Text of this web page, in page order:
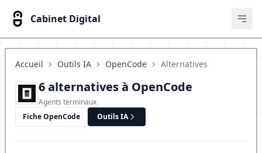
Cabinet Digital
Accueil Outils IA OpenCode Alternatives
6 alternatives à OpenCode
Agents terminaux
Fiche OpenCode
Outils IA